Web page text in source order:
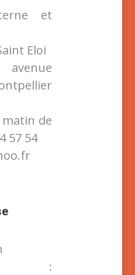
et
Eloi
matin de
57 54
: